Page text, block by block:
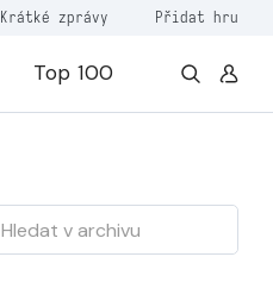
Krátké zprávy Přidat hru
Top 100